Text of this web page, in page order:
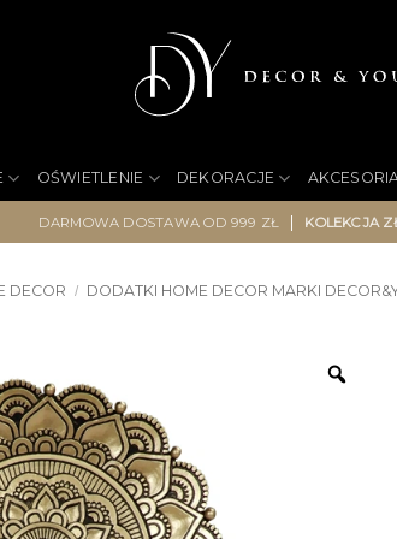
OŚWIETLENIE DEKORACJE
DARMOWA DOSTAWA OD 999 ZŁ | KOLEKCJA
DECOR / DODATKI HOME DECOR MARKI